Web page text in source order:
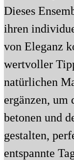
Dieses
ihren
von Eleganz
wertvoller
natürlichen
ergänzen, um
betonen und
gestalten,
entspannte